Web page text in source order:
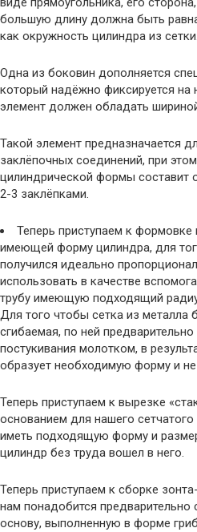
большую длину должна быть
как окружность цилиндра из сетки.
Одна из боковин дополняется
который надёжно фиксируется на
элемент должен обладать
Такой элемент предназначается
заклёпочных соединений, при
цилиндрической формы составит
2-3 заклёпками.
Теперь приступаем к формовке
имеющей форму цилиндра, для
получился идеально
использовать в качестве
трубу имеющую подходящий
Для того чтобы сетка из металла
сгибаемая, по ней
постукивания молотком, в
образует необходимую форму и не
Теперь приступаем к вырезке
основанием для нашего
иметь подходящую форму и
цилиндр без труда вошел в него.
Теперь приступаем к сборке
нам понадобится предварительно
основу, выполненную в форме